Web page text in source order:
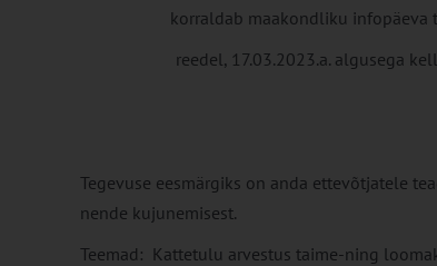
korraldab maakondliku infopäeva
reedel, 17.03.2023.a. algusega
Tegevuse eesmärgiks on anda ettevõtjatele
nende kujunemisest.
Teemad: Kattetulu arvestus taime-ning